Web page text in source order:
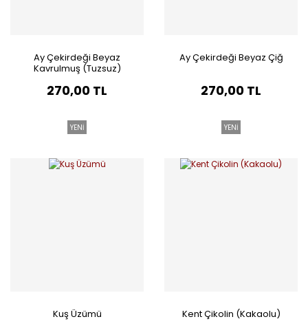
Ay Çekirdeği Beyaz
Kavrulmuş (Tuzsuz)
270,00 TL
YENİ
Ay Çekirdeği Beyaz Çiğ
270,00 TL
YENİ
Kuş Üzümü Kent Çikolin (Kakaolu)